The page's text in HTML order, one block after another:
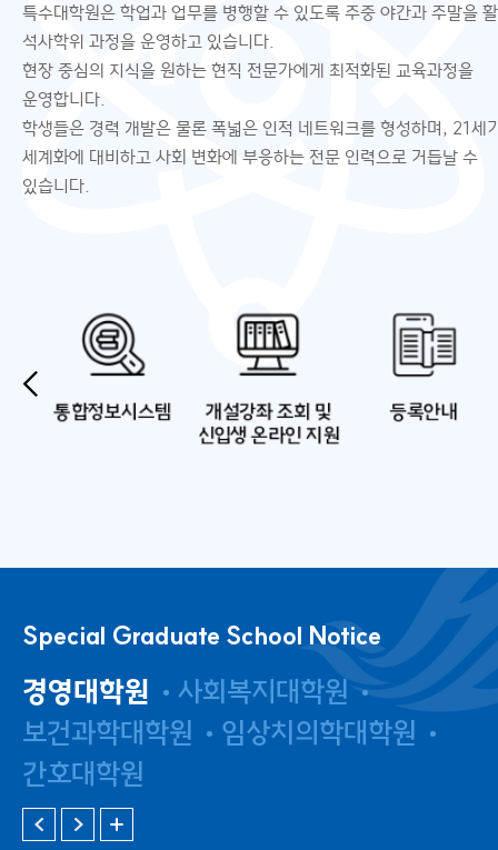
특수대학원은 학업과 업무를 병행할 수 있도록 주중 야간과 주말을
석사학위 과정을 운영하고 있습니다.
현장 중심의 지식을 원하는 현직 전문가에게 최적화된 교육과정을
운영합니다.
학생들은 경력 개발은 물론 폭넓은 인적 네트워크를 형성하며, 21세
세계화에 대비하고 사회 변화에 부응하는 전문 인력으로 거듭날 수
있습니다.통합정보시스템
개설강좌 조회 및
신입생 온라인 지원
등록안내 연구윤리센
Special Graduate School Notice
경영대학원
사회복지대학원
보건과학대학원
임상치의학대학원
간호대학원